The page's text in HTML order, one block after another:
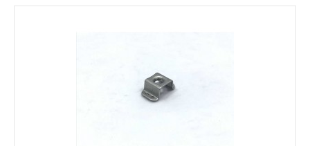
Add to compare
Add to wishlist